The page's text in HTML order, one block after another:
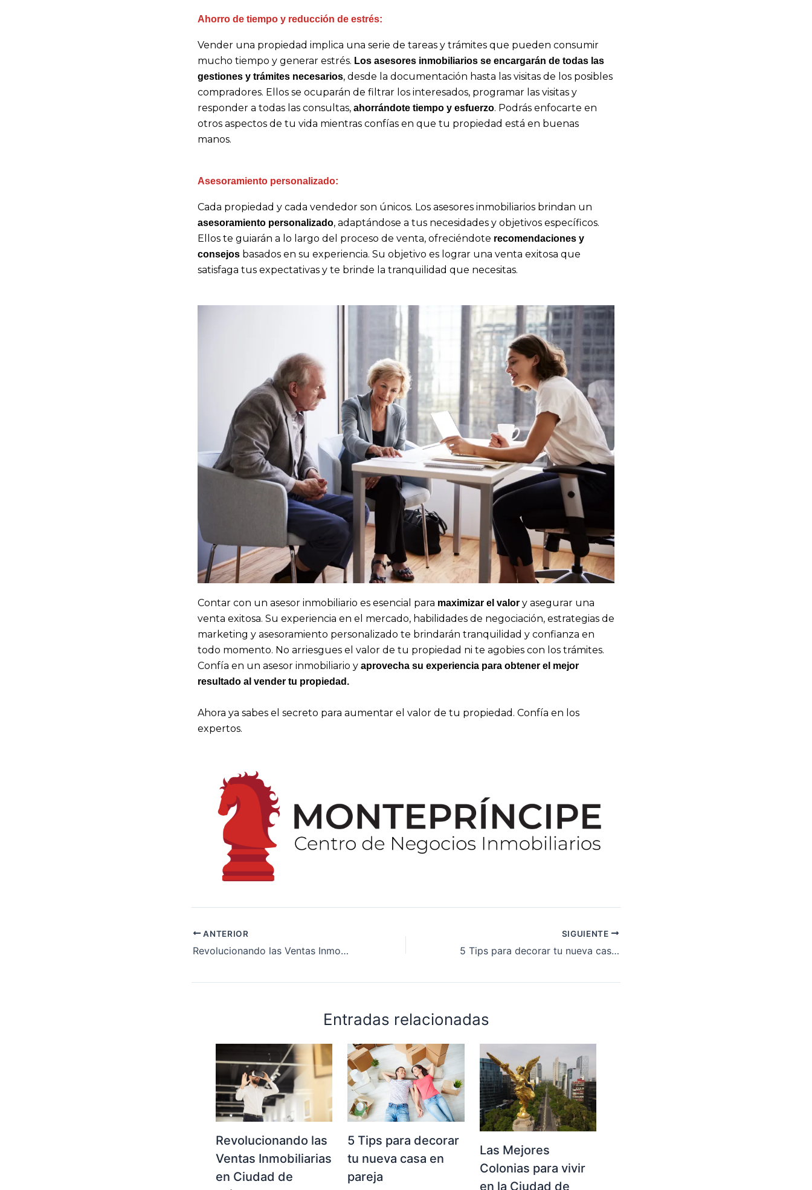
Ahorro de tiempo y reducción de estrés:
Vender una propiedad implica una serie de tareas y trámites que pueden consumir
mucho tiempo y generar estrés. Los asesores inmobiliarios se encargarán de todas las
gestiones y trámites necesarios, desde la documentación hasta las visitas de los posibles
compradores. Ellos se ocuparán de filtrar los interesados, programar las visitas y
responder a todas las consultas, ahorrándote tiempo y esfuerzo. Podrás enfocarte en
otros aspectos de tu vida mientras confías en que tu propiedad está en buenas
manos.
Asesoramiento personalizado:
Cada propiedad y cada vendedor son únicos. Los asesores inmobiliarios brindan un
asesoramiento personalizado, adaptándose a tus necesidades y objetivos específicos.
Ellos te guiarán a lo largo del proceso de venta, ofreciéndote recomendaciones y
consejos basados en su experiencia. Su objetivo es lograr una venta exitosa que
satisfaga tus expectativas y te brinde la tranquilidad que necesitas.
Contar con un asesor inmobiliario es esencial para maximizar el valor y asegurar una
venta exitosa. Su experiencia en el mercado, habilidades de negociación, estrategias de
marketing y asesoramiento personalizado te brindarán tranquilidad y confianza en
todo momento. No arriesgues el valor de tu propiedad ni te agobies con los trámites.
Confía en un asesor inmobiliario y aprovecha su experiencia para obtener el mejor
resultado al vender tu propiedad.
Ahora ya sabes el secreto para aumentar el valor de tu propiedad. Confía en los
expertos.
ANTERIOR
Revolucionando las Ventas Inmobiliarias en Ciudad de México: La Alianza de Tecnología y Fotografía
SIGUIENTE
5 Tips para decorar tu nueva casa en pareja
Entradas relacionadas
Revolucionando las
Ventas Inmobiliarias
en Ciudad de
5 Tips para decorar
tu nueva casa en
pareja
Las Mejores
Colonias para vivir
en la Ciudad de